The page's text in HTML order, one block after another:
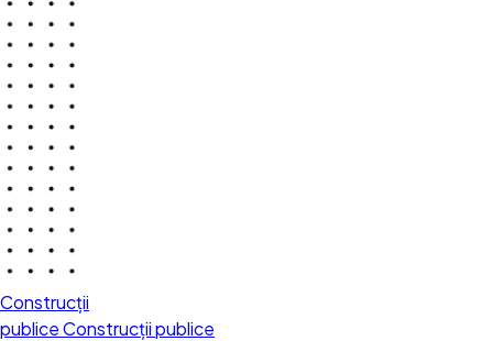
Construcții
publiceConstrucții publice